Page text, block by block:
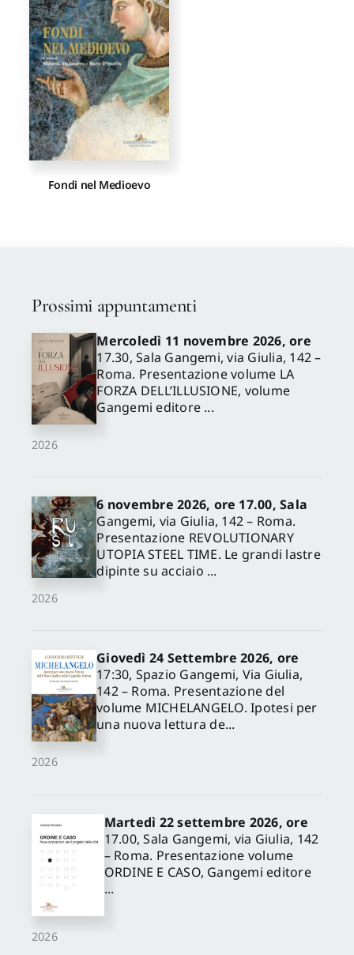
Proposte di pubblicazione
Gangemi Editore
Newsletter
Fondi nel Medioevo
Prossimi appuntamenti
2026
Mercoledì 11 novembre 2026, ore
17.30, Sala Gangemi, via Giulia, 142 –
Roma. Presentazione volume LA
FORZA DELL’ILLUSIONE, volume
Gangemi editore ...
2026
6 novembre 2026, ore 17.00, Sala
Gangemi, via Giulia, 142 – Roma.
Presentazione REVOLUTIONARY
UTOPIA STEEL TIME. Le grandi lastre
dipinte su acciaio ...
2026
Giovedì 24 Settembre 2026, ore
17:30, Spazio Gangemi, Via Giulia,
142 – Roma. Presentazione del
volume MICHELANGELO. Ipotesi per
una nuova lettura de...
2026
Martedì 22 settembre 2026, ore
17.00, Sala Gangemi, via Giulia, 142
– Roma. Presentazione volume
ORDINE E CASO, Gangemi editore
...